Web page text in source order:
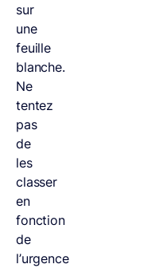
sur
une
feuille
blanche.
Ne
tentez
pas
de
les
classer
en
fonction
de
l’urgence